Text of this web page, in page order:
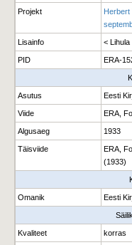
Projekt
Herbert
Lisainfo <
PID ERA-
Asutus Eesti
Viide ERA,
Algusaeg 1933
Täisviide
ERA,
(1933)
Omanik Eesti
Kvaliteet korras